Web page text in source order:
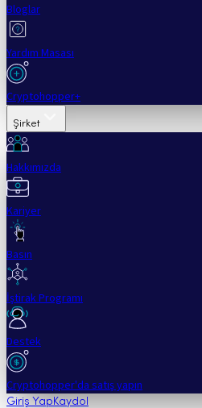
Bloglar
Yardım Masası
Cryptohopper+
Şirket
Hakkımızda
Kariyer
Basın
İştirak Programı
Destek
Cryptohopper'da satış yapın
Giriş Yap Kaydol